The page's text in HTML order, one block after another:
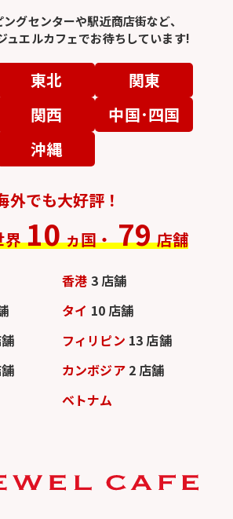
グセンターや駅近商店街など、
ュエルカフェでお待ちしています!
東北
関東
関西
中国･四国
沖縄
外でも大好評！
界 10 ヵ国・ 79 店舗
香港 3 店舗
タイ 10 店舗
フィリピン 13 店舗
カンボジア 2 店舗
ベトナム